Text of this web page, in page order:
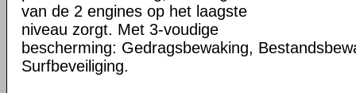
van de 2 engines op het laagste
niveau zorgt. Met 3-voudige
bescherming: Gedragsbewaking,
Surfbeveiliging.